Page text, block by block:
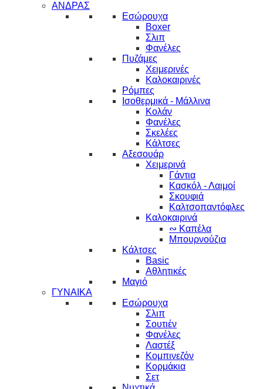
ΑΝΔΡΑΣ
Εσώρουχα
Boxer
Σλιπ
Φανέλες
Πυζάμες
Χειμερινές
Καλοκαιρινές
Ρόμπες
Ισοθερμικά - Μάλλινα
Κολάν
Φανέλες
Σκελέες
Κάλτσες
Αξεσουάρ
Χειμερινά
Γάντια
Κασκόλ - Λαιμοί
Σκουφιά
Καλτσοπαντόφλες
Καλοκαιρινά
∾ Καπέλα
Μπουρνούζια
Κάλτσες
Basic
Αθλητικές
Μαγιό
ΓΥΝΑΙΚΑ
Εσώρουχα
Σλιπ
Σουτιέν
Φανέλες
Λαστέξ
Κομπινεζόν
Κορμάκια
Σετ